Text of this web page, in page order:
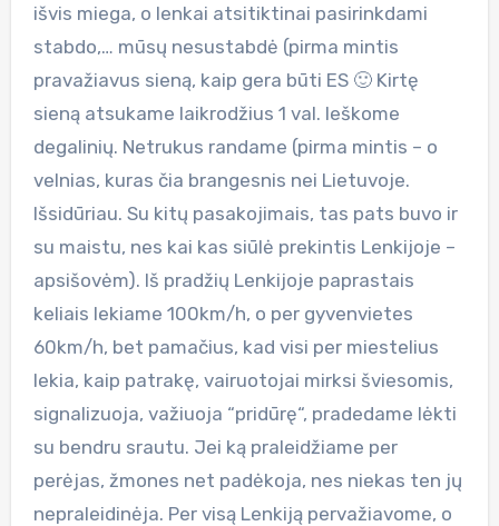
išvis miega, o lenkai atsitiktinai pasirinkdami
stabdo,… mūsų nesustabdė (pirma mintis
pravažiavus sieną, kaip gera būti ES 🙂 Kirtę
sieną atsukame laikrodžius 1 val. Ieškome
degalinių. Netrukus randame (pirma mintis – o
velnias, kuras čia brangesnis nei Lietuvoje.
Išsidūriau. Su kitų pasakojimais, tas pats buvo ir
su maistu, nes kai kas siūlė prekintis Lenkijoje –
apsišovėm). Iš pradžių Lenkijoje paprastais
keliais lekiame 100km/h, o per gyvenvietes
60km/h, bet pamačius, kad visi per miestelius
lekia, kaip patrakę, vairuotojai mirksi šviesomis,
signalizuoja, važiuoja “pridūrę“, pradedame lėkti
su bendru srautu. Jei ką praleidžiame per
perėjas, žmones net padėkoja, nes niekas ten jų
nepraleidinėja. Per visą Lenkiją pervažiavome, o